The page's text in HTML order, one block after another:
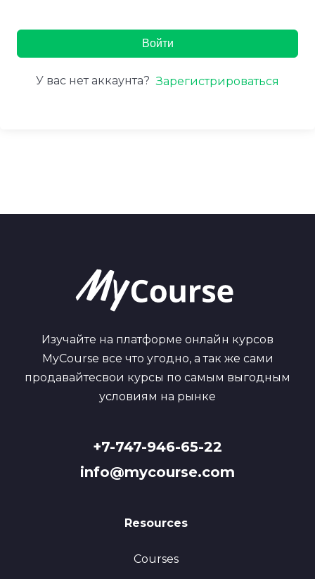
Войти
У вас нет аккаунта? Зарегистрироваться
Изучайте на платформе онлайн курсов
MyCourse все что угодно, а так же сами
продавайтесвои курсы по самым выгодным
условиям на рынке
+7-747-946-65-22
info@mycourse.com
Resources
Courses